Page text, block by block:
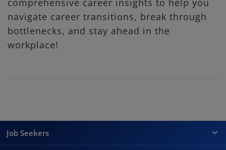
comprehensive career insights to help you
navigate career transitions, break through
bottlenecks, and stay ahead in the
workplace!
Job Seekers